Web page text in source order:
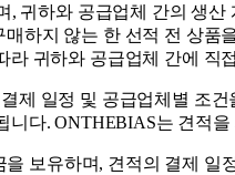
하와 공급업체 간의 생
하지 않는 한 선적 전 상
귀하와 공급업체 간에 직
일정 및 공급업체별 조
다. ONTHEBIAS는 견적
보유하며, 견적의 결제 일